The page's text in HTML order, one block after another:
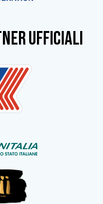
ufficiali